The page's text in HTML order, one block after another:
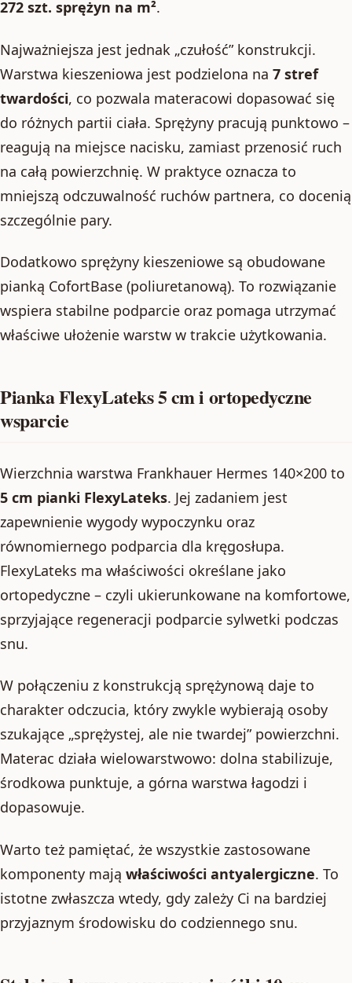
272 szt. sprężyn na m².
Najważniejsza jest jednak „czułość” konstrukcji.
Warstwa kieszeniowa jest podzielona na 7 stref
twardości, co pozwala materacowi dopasować się
do różnych partii ciała. Sprężyny pracują punktowo –
reagują na miejsce nacisku, zamiast przenosić ruch
na całą powierzchnię. W praktyce oznacza to
mniejszą odczuwalność ruchów partnera, co docenią
szczególnie pary.
Dodatkowo sprężyny kieszeniowe są obudowane
pianką CofortBase (poliuretanową). To rozwiązanie
wspiera stabilne podparcie oraz pomaga utrzymać
właściwe ułożenie warstw w trakcie użytkowania.
Pianka FlexyLateks 5 cm i ortopedyczne
wsparcie
Wierzchnia warstwa Frankhauer Hermes 140×200 to
5 cm pianki FlexyLateks. Jej zadaniem jest
zapewnienie wygody wypoczynku oraz
równomiernego podparcia dla kręgosłupa.
FlexyLateks ma właściwości określane jako
ortopedyczne – czyli ukierunkowane na komfortowe,
sprzyjające regeneracji podparcie sylwetki podczas
snu.
W połączeniu z konstrukcją sprężynową daje to
charakter odczucia, który zwykle wybierają osoby
szukające „sprężystej, ale nie twardej” powierzchni.
Materac działa wielowarstwowo: dolna stabilizuje,
środkowa punktuje, a górna warstwa łagodzi i
dopasowuje.
Warto też pamiętać, że wszystkie zastosowane
komponenty mają właściwości antyalergiczne. To
istotne zwłaszcza wtedy, gdy zależy Ci na bardziej
przyjaznym środowisku do codziennego snu.